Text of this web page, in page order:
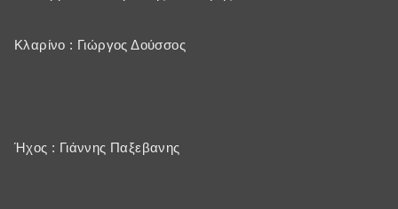
Κλαρίνο : Γιώργος Δούσσος
Ήχος : Γιάννης Παξεβανης